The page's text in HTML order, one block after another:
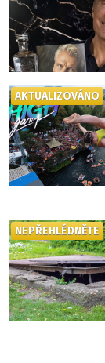
AKTUALIZOVÁNO
NEPŘEHLÉDNĚTE